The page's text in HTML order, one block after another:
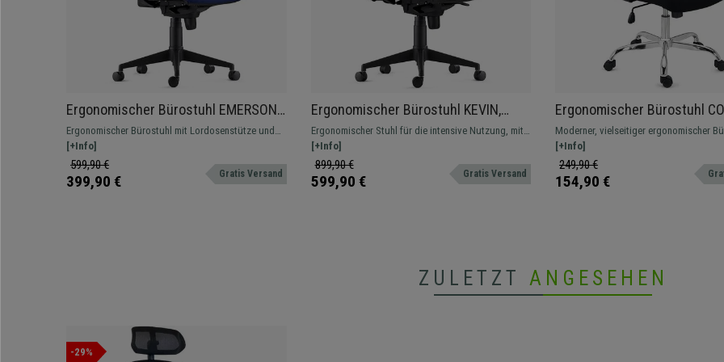
Ergonomischer Bürostuhl EMERSON,
verstellbare Armlehnen und
Lordosenstütze, Farbe Dunkelblau
Ergonomischer Bürostuhl mit Lordosenstütze und
Synchronmechanik, feuerfester Netzbezug, für die
8h-Nutzung geeignet.
[+Info]
599,90 €
399,90 € Gratis Versand
Ergonomischer Bürostuhl KEVIN,
Lordosenstütze, Stoffbezug, Farbe
Schwarz
Ergonomischer Stuhl für die intensive Nutzung, mit
verstellbarer Rückenlehne, Lordosenstütze und
höhenverstellbare Armlehnen.
[+Info]
899,90 €
599,90 € Gratis Versand
Ergonomischer Bürostuhl
klappbare Armlehnen,
Design, Farbe Schwarz
Moderner, vielseitiger ergonomischer
klappbaren Armlehnen und
[+Info]
249,90 €
154,90 €
ZULETZT ANGESEHEN
-29%